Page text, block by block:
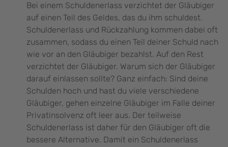
Bei einem Schuldenerlass verzichtet der Gläubiger
auf einen Teil des Geldes, das du ihm schuldest.
Schuldenerlass und Rückzahlung kommen dabei oft
zusammen, sodass du einen Teil deiner Schuld nach
wie vor an den Gläubiger bezahlst. Auf den Rest
verzichtet der Gläubiger. Warum sich der Gläubiger
darauf einlassen sollte? Ganz einfach: Sind deine
Schulden hoch und hast du viele verschiedene
Gläubiger, gehen einzelne Gläubiger im Falle deiner
Privatinsolvenz oft leer aus. Der teilweise
Schuldenerlass ist daher für den Gläubiger oft die
bessere Alternative. Damit ein Schuldenerlass